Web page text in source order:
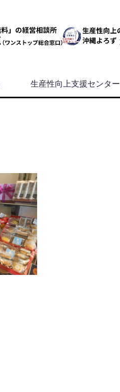
生産性向上支援センター